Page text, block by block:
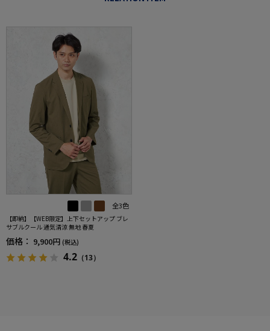
全3色
【即納】【WEB限定】上下セットアップ ブレ
サブルクール 通気清涼 無地 春夏
価格： 9,900円 (税込)
4.2 （13）